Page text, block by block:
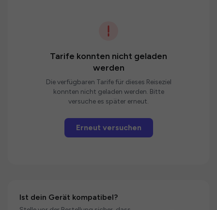
Tarife konnten nicht geladen
werden
Die verfügbaren Tarife für dieses Reiseziel
konnten nicht geladen werden. Bitte
versuche es später erneut.
Erneut versuchen
Ist dein Gerät kompatibel?